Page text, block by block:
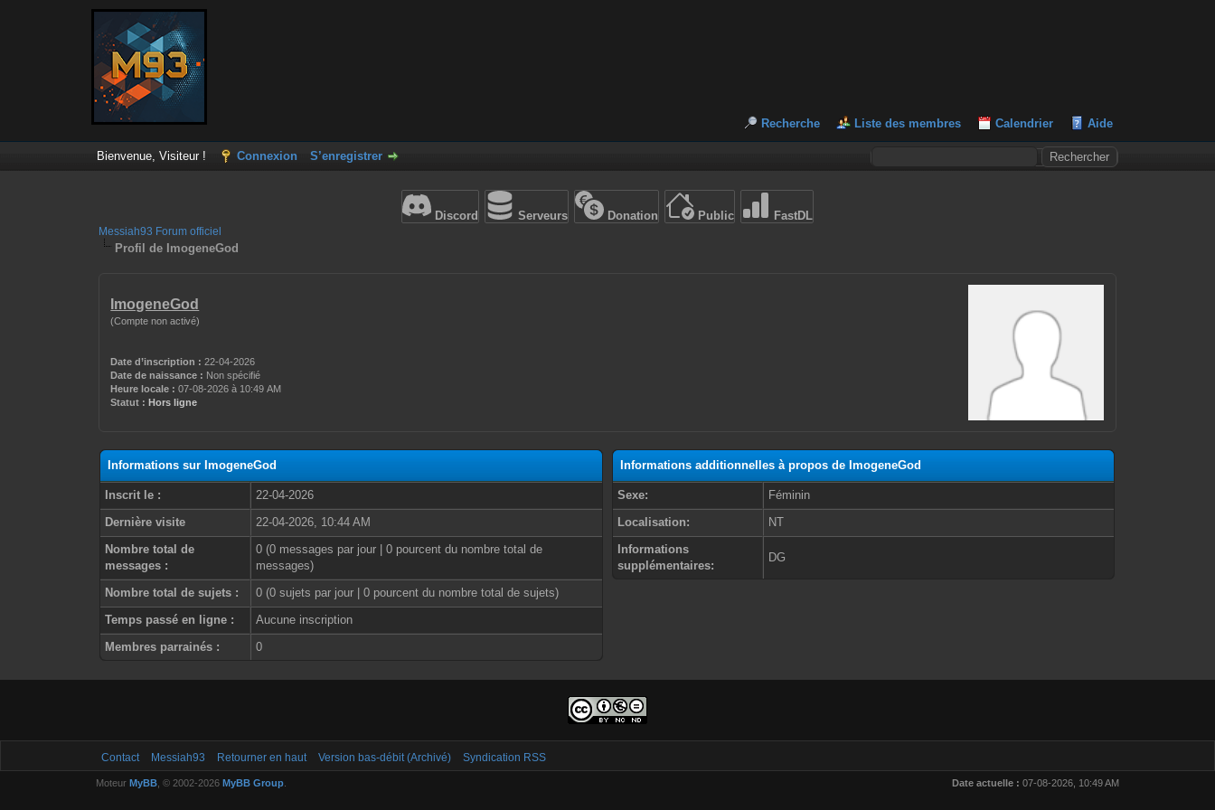
Recherche Liste des membres Calendrier Aide
Bienvenue, Visiteur ! Connexion S’enregistrer
Discord Serveurs Donation Public FastDL
Messiah93 Forum officiel
Profil de ImogeneGod
ImogeneGod
(Compte non activé)
Date d’inscription : 22-04-2026
Date de naissance : Non spécifié
Heure locale : 07-08-2026 à 10:49 AM
Statut : Hors ligne
Informations sur ImogeneGod
Inscrit le :
22-04-2026
Dernière visite
22-04-2026, 10:44 AM
Nombre total de
messages :
0 (0 messages par jour | 0 pourcent du nombre total de
messages)
Nombre total de sujets :
0 (0 sujets par jour | 0 pourcent du nombre total de sujets)
Temps passé en ligne :
Aucune inscription
Membres parrainés :
0
Informations additionnelles à propos de ImogeneGod
Sexe:
Féminin
Localisation:
NT
Informations
supplémentaires:
DG
Contact Messiah93 Retourner en haut Version bas-débit (Archivé) Syndication RSS
Date actuelle : 07-08-2026, 10:49 AM
Moteur MyBB, © 2002-2026 MyBB Group.